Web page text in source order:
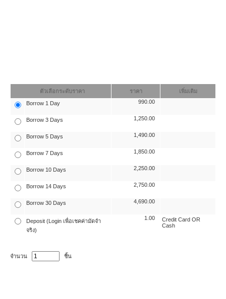
ตัวเลือกระดับราคา ราคา
เพิ่มเติม
Borrow 1 Day
990.00
Borrow 3 Days 1,250.00
Borrow 5 Days 1,490.00
Borrow 7 Days 1,850.00
Borrow 10 Days 2,250.00
Borrow 14 Days 2,750.00
Borrow 30 Days 4,690.00
Deposit (Login เพื่อเชคค่ามัดจำ
จริง)
1.00
Credit Card OR
Cash
จำนวน ชิ้น